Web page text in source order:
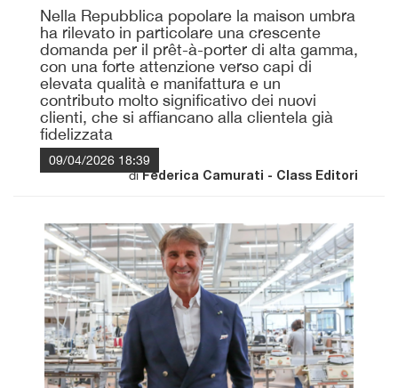
Nella Repubblica popolare la maison umbra
ha rilevato in particolare una crescente
domanda per il prêt-à-porter di alta gamma,
con una forte attenzione verso capi di
elevata qualità e manifattura e un
contributo molto significativo dei nuovi
clienti, che si affiancano alla clientela già
fidelizzata
09/04/2026 18:39
diFederica Camurati - Class Editori